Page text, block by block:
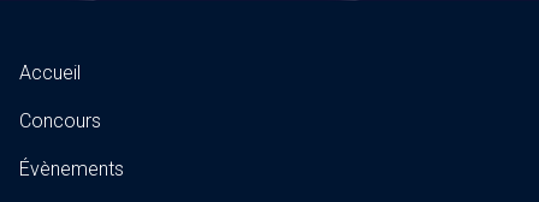
Accueil
Concours
Évènements